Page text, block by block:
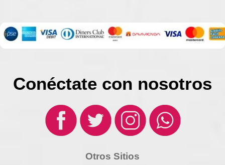
Conéctate con nosotros
Otros Sitios